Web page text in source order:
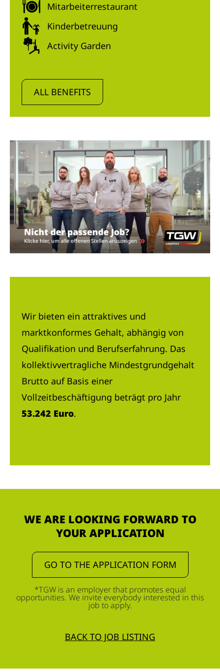
Mitarbeiterrestaurant
Kinderbetreuung
Activity Garden
ALL BENEFITS
Wir bieten ein attraktives und
marktkonformes Gehalt, abhängig von
Qualifikation und Berufserfahrung. Das
kollektivvertragliche Mindestgrundgehalt
Brutto auf Basis einer
Vollzeitbeschäftigung beträgt pro Jahr
53.242 Euro.
WE ARE LOOKING FORWARD TO
YOUR APPLICATION
GO TO THE APPLICATION FORM
*TGW is an employer that promotes equal
opportunities. We invite everybody interested in this
job to apply.
BACK TO JOB LISTING